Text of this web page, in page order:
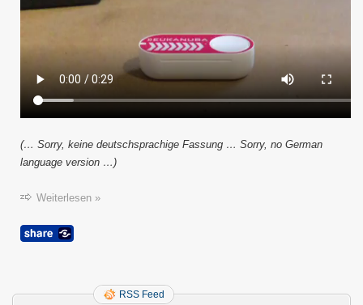
(… Sorry, keine deutschsprachige Fassung … Sorry, no German
language version …)
Weiterlesen »
RSS Feed